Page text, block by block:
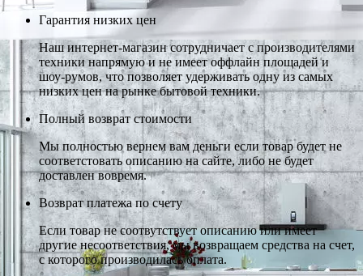
Гарантия низких цен
Наш интернет-магазин сотрудничает с производителями
техники напрямую и не имеет оффлайн площадей и
шоу-румов, что позволяет удерживать одну из самых
низких цен на рынке бытовой техники.
Полный возврат стоимости
Мы полностью вернем вам деньги если товар будет не
соответстовать описанию на сайте, либо не будет
доставлен вовремя.
Возврат платежа по счету
Если товар не соотвутствует описанию или имеет
другие несоответствия, мы возвращаем средства на счет,
с которого производилась оплата.